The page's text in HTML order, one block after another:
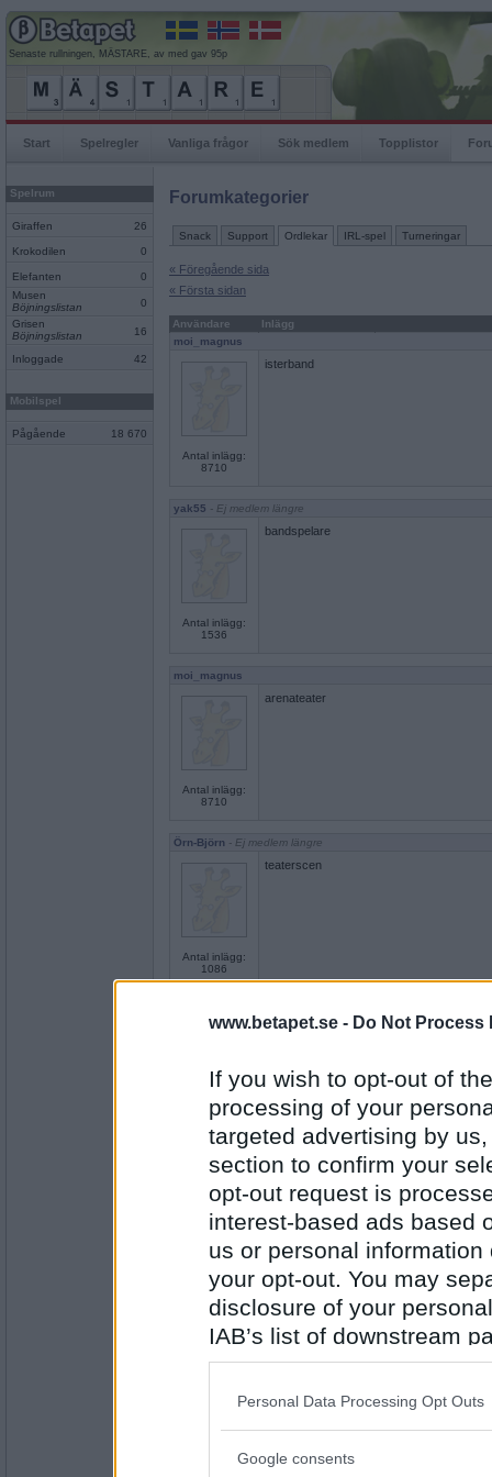
www.betapet.se - Do Not Process
If you wish to opt-out of
processing of your
targeted advertising by
section to confirm your
opt-out request is
interest-based ads based
us or personal
your opt-out. You may
disclosure of your
IAB’s list of downstream
also be disclosed by us
Downstream Participants
Please note that this
Personal Data Processing Opt Outs
Google consents
Senaste rullningen, MÄSTARE, av med gav 95p
Start Spelregler Vanliga frågor Sök medlem Topplistor
Spelrum
Giraffen 26
Krokodilen 0
Elefanten
0
Musen
Böjningslistan
0
Grisen
Böjningslistan
16
Inloggade 42
Mobilspel
Pågående 18 670
Forumkategorier
Snack Support Ordlekar IRL-spel Turneringar
« Föregående sida
« Första sidan
Användare
Inlägg
moi_magnus
Antal inlägg:
8710
isterband
yak55 - Ej medlem längre
Antal inlägg:
1536
bandspelare
moi_magnus
Antal inlägg:
8710
arenateater
Örn-Björn - Ej medlem längre
Antal inlägg:
1086
teaterscen
Antal inlägg:
24323
scenvana
sannabra
Antal inlägg: 105
anarkist
Örn-Björn- Ej medlem längre
Antal inlägg:
kistlock